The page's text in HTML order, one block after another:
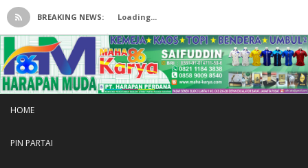
BREAKING NEWS: Loading...
HOME
PIN PARTAI